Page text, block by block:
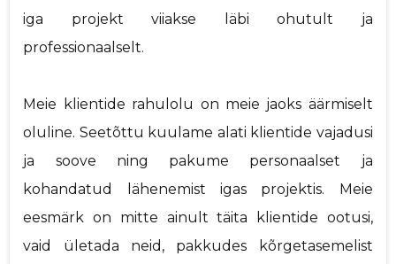
iga projekt viiakse läbi ohutult ja
professionaalselt.
Meie klientide rahulolu on meie jaoks äärmiselt
oluline. Seetõttu kuulame alati klientide vajadusi
ja soove ning pakume personaalset ja
kohandatud lähenemist igas projektis. Meie
eesmärk on mitte ainult täita klientide ootusi,
vaid ületada neid, pakkudes kõrgetasemelist